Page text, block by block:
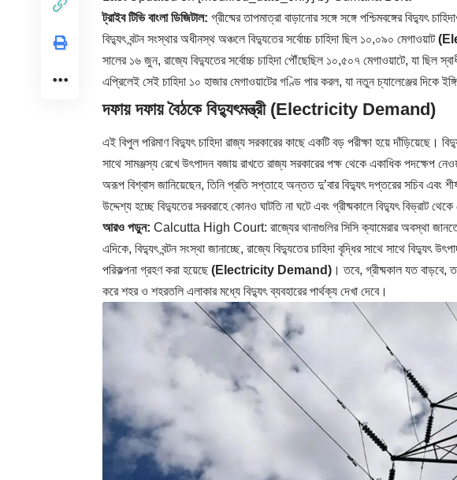
ট্রাইব টিভি বাংলা ডিজিটাল: গ্রীষ্মের তাপমাত্রা বাড়ানোর সঙ্গে সঙ্গে পশ্চিমবঙ্গের বিদ্যুৎ
বিদ্যুৎ বন্টন সংস্থার অধীনস্থ অঞ্চলে বিদ্যুতের সর্বোচ্চ চাহিদা ছিল ১০,০৯০ মেগাওয়াট
সালের ১৬ জুন, রাজ্যে বিদ্যুতের সর্বোচ্চ চাহিদা পৌঁছেছিল ১০,৫০৭ মেগাওয়াটে, যা ছিল
এপ্রিলেই সেই চাহিদা ১০ হাজার মেগাওয়াটের গণ্ডি পার করল, যা নতুন চ্যালেঞ্জের দিকে
দফায় দফায় বৈঠকে বিদ্যুৎমন্ত্রী (Electricity Demand)
এই বিপুল পরিমাণ বিদ্যুৎ চাহিদা রাজ্য সরকারের কাছে একটি বড় পরীক্ষা হয়ে দাঁড়িয়েছে।
সাথে সামঞ্জস্য রেখে উৎপাদন বজায় রাখতে রাজ্য সরকারের পক্ষ থেকে একাধিক পদক্ষেপ
অরূপ বিশ্বাস জানিয়েছেন, তিনি প্রতি সপ্তাহে অন্তত দু’বার বিদ্যুৎ দপ্তরের সচিব এবং
উদ্দেশ্য হচ্ছে বিদ্যুতের সরবরাহে কোনও ঘাটতি না ঘটে এবং গ্রীষ্মকালে বিদ্যুৎ বিভ্রাট থেকে
আরও পড়ুন: Calcutta High Court: রাজ্যের থানাগুলির সিসি ক্যামেরার অবস্থা জানতে
এদিকে, বিদ্যুৎ বন্টন সংস্থা জানাচ্ছে, রাজ্যে বিদ্যুতের চাহিদা বৃদ্ধির সাথে সাথে বিদ্যুৎ
পরিকল্পনা গ্রহণ করা হয়েছে(Electricity Demand) । তবে, গ্রীষ্মকাল যত বাড়বে,
করে শহর ও শহরতলি এলাকার মধ্যে বিদ্যুৎ ব্যবহারের পার্থক্য দেখা দেবে।